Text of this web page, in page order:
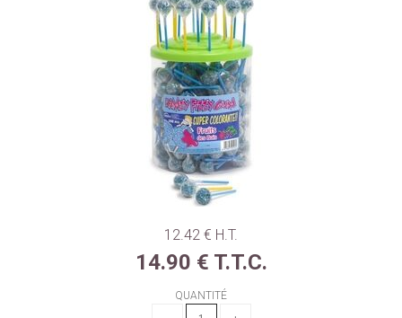
12.42 € H.T.
14.90 € T.T.C.
QUANTITÉ